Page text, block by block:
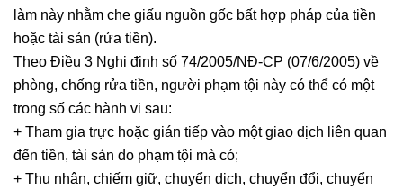
làm này nhằm che giấu nguồn gốc bất hợp pháp của tiền
hoặc tài sản (rửa tiền).
Theo Điều 3 Nghị định số 74/2005/NĐ-CP (07/6/2005) về
phòng, chống rửa tiền, người phạm tội này có thể có một
trong số các hành vi sau:
+ Tham gia trực hoặc gián tiếp vào một giao dịch liên quan
đến tiền, tài sản do phạm tội mà có;
+ Thu nhận, chiếm giữ, chuyển dịch, chuyển đổi, chuyển